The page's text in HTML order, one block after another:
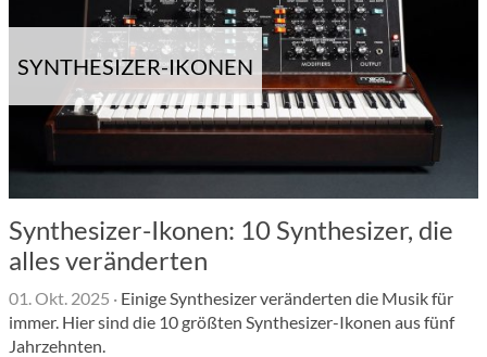
SYNTHESIZER-IKONEN
Synthesizer-Ikonen: 10 Synthesizer, die
alles veränderten
01. Okt. 2025 · Einige Synthesizer veränderten die Musik für
immer. Hier sind die 10 größten Synthesizer-Ikonen aus fünf
Jahrzehnten.